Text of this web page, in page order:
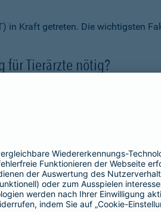
in Kraft getreten. Die wichtigsten
für Tierärzte nötig?
schützen?